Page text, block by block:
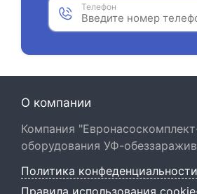
Телефон
О компании
Компания
оборудования УФ-
Политика конфеденциальности
Правила использования